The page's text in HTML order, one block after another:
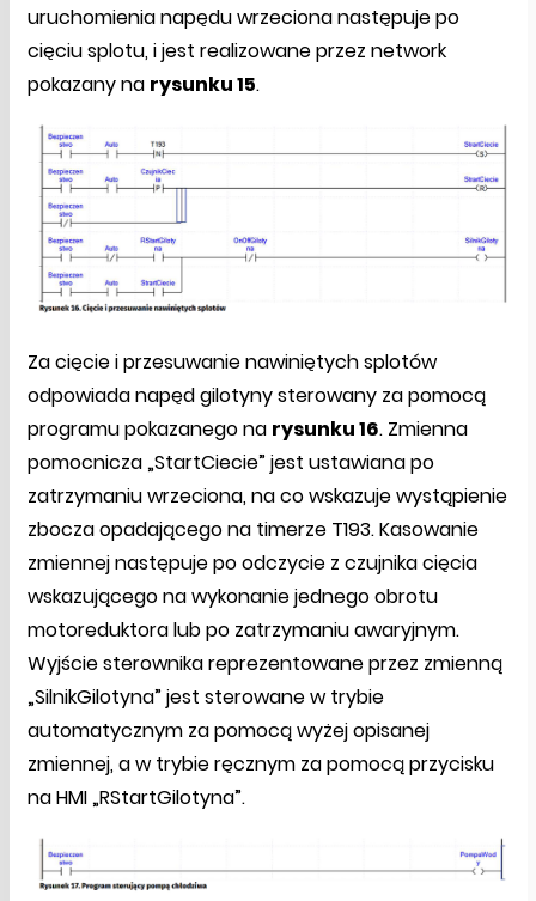
uruchomienia napędu wrzeciona następuje po
cięciu splotu, i jest realizowane przez network
pokazany na rysunku 15.
Za cięcie i przesuwanie nawiniętych splotów
odpowiada napęd gilotyny sterowany za pomocą
programu pokazanego na rysunku 16. Zmienna
pomocnicza „StartCiecie” jest ustawiana po
zatrzymaniu wrzeciona, na co wskazuje wystąpienie
zbocza opadającego na timerze T193. Kasowanie
zmiennej następuje po odczycie z czujnika cięcia
wskazującego na wykonanie jednego obrotu
motoreduktora lub po zatrzymaniu awaryjnym.
Wyjście sterownika reprezentowane przez zmienną
„SilnikGilotyna” jest sterowane w trybie
automatycznym za pomocą wyżej opisanej
zmiennej, a w trybie ręcznym za pomocą przycisku
na HMI „RStartGilotyna”.